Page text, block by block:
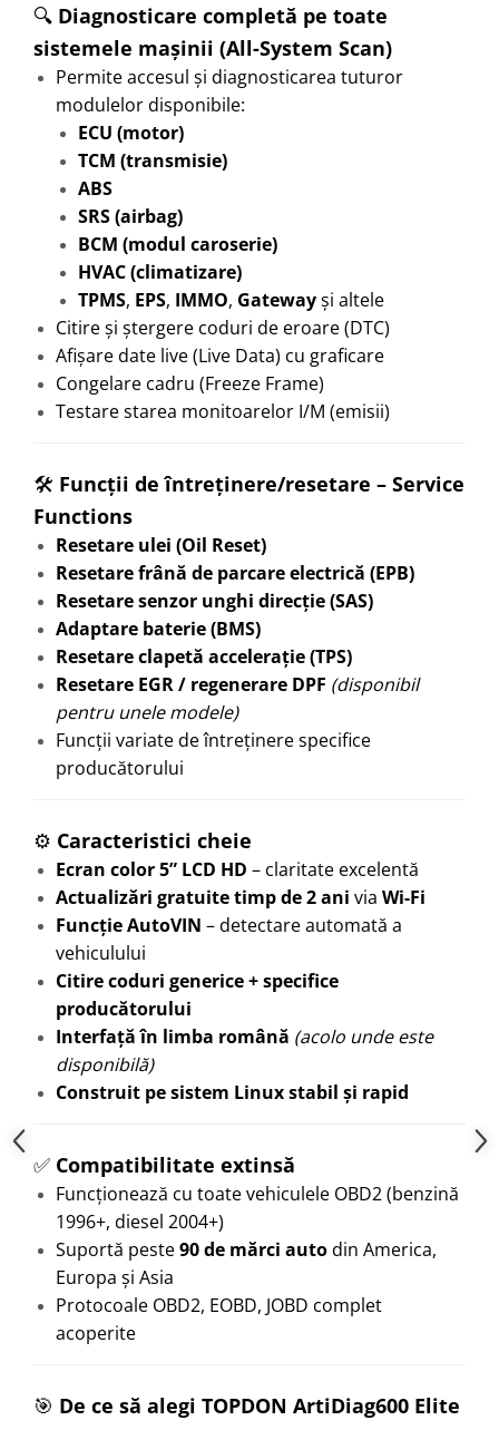
🔍 Diagnosticare completă pe toate
sistemele mașinii (All-System Scan)
Permite accesul și diagnosticarea tuturor
modulelor disponibile:
ECU (motor)
TCM (transmisie)
ABS
SRS (airbag)
BCM (modul caroserie)
HVAC (climatizare)
TPMS, EPS, IMMO, Gatewayși altele
Citire și ștergere coduri de eroare (DTC)
Afișare date live (Live Data) cu graficare
Congelare cadru (Freeze Frame)
Testare starea monitoarelor I/M (emisii)
🛠️ Funcții de întreținere/resetare – Service
Functions
Resetare ulei (Oil Reset)
Resetare frână de parcare electrică (EPB)
Resetare senzor unghi direcție (SAS)
Adaptare baterie (BMS)
Resetare clapetă accelerație (TPS)
Resetare EGR / regenerare DPF (disponibil
pentru unele modele)
Funcții variate de întreținere specifice
producătorului
⚙️ Caracteristici cheie
Ecran color 5” LCD HD – claritate excelentă
Actualizări gratuite timp de 2 ani via Wi-Fi
Funcție AutoVIN – detectare automată a
vehiculului
Citire coduri generice + specifice
producătorului
Interfață în limba română (acolo unde este
disponibilă)
Construit pe sistem Linux stabil și rapid
✅ Compatibilitate extinsă
Funcționează cu toate vehiculele OBD2 (benzină
1996+, diesel 2004+)
Suportă peste90 de mărci autodin America,
Europa și Asia
Protocoale OBD2, EOBD, JOBD complet
acoperite
🎯 De ce să alegi TOPDON ArtiDiag600 Elite